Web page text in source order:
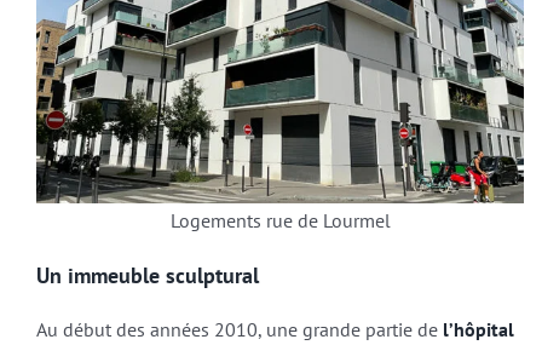
Logements rue de Lourmel
Un immeuble sculptural
Au début des années 2010, une grande partie de l’hôpital